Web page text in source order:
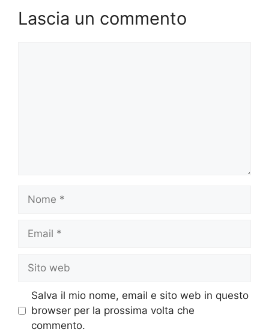
Lascia un commento
web
Salva il mio nome, email e sito web in questo
browser per la prossima volta che
commento.